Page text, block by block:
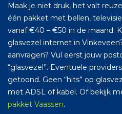
Maak je niet druk, het valt
één pakket met bellen,
vanaf €40 – €50 in de maand.
glasvezel internet in
aanvragen? Vul eerst jouw
“glasvezel”. Eventuele
getoond. Geen “hits” op
met ADSL of kabel. Of bekijk
pakket Vaassen.